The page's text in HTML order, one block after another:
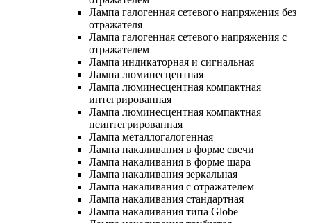
Лампа галогенная сетевого напряжения без
отражателя
Лампа галогенная сетевого напряжения с
отражателем
Лампа индикаторная и сигнальная
Лампа люминесцентная
Лампа люминесцентная компактная
интегрированная
Лампа люминесцентная компактная
неинтегрированная
Лампа металлогалогенная
Лампа накаливания в форме свечи
Лампа накаливания в форме шара
Лампа накаливания зеркальная
Лампа накаливания с отражателем
Лампа накаливания стандартная
Лампа накаливания типа Globe